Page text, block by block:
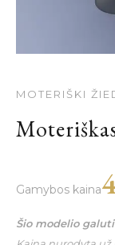
MOTERIŠKI
Gamybos kaina
Šio modelio